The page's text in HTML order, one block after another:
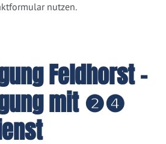
nutzen.
Feldhorst -
mit ❷❹